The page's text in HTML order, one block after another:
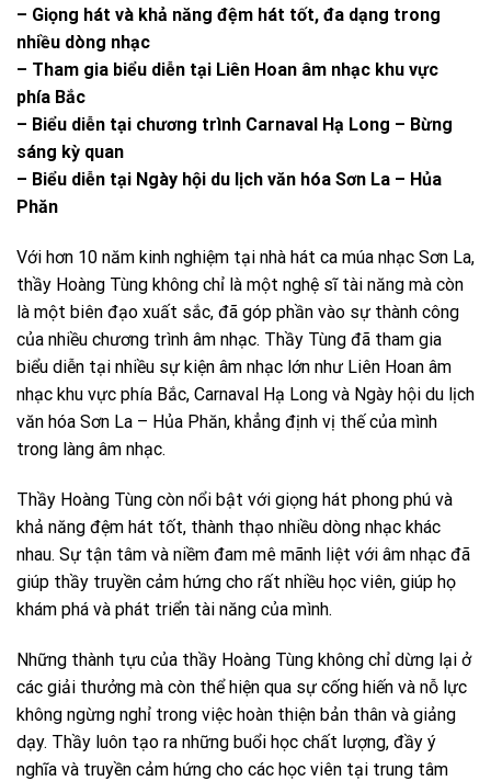
– Giọng hát và khả năng đệm hát tốt, đa dạng trong
nhiều dòng nhạc
– Tham gia biểu diễn tại Liên Hoan âm nhạc khu vực
phía Bắc
– Biểu diễn tại chương trình Carnaval Hạ Long – Bừng
sáng kỳ quan
– Biểu diễn tại Ngày hội du lịch văn hóa Sơn La – Hủa
Phăn
Với hơn 10 năm kinh nghiệm tại nhà hát ca múa nhạc Sơn La,
thầy Hoàng Tùng không chỉ là một nghệ sĩ tài năng mà còn
là một biên đạo xuất sắc, đã góp phần vào sự thành công
của nhiều chương trình âm nhạc. Thầy Tùng đã tham gia
biểu diễn tại nhiều sự kiện âm nhạc lớn như Liên Hoan âm
nhạc khu vực phía Bắc, Carnaval Hạ Long và Ngày hội du lịch
văn hóa Sơn La – Hủa Phăn, khẳng định vị thế của mình
trong làng âm nhạc.
Thầy Hoàng Tùng còn nổi bật với giọng hát phong phú và
khả năng đệm hát tốt, thành thạo nhiều dòng nhạc khác
nhau. Sự tận tâm và niềm đam mê mãnh liệt với âm nhạc đã
giúp thầy truyền cảm hứng cho rất nhiều học viên, giúp họ
khám phá và phát triển tài năng của mình.
Những thành tựu của thầy Hoàng Tùng không chỉ dừng lại ở
các giải thưởng mà còn thể hiện qua sự cống hiến và nỗ lực
không ngừng nghỉ trong việc hoàn thiện bản thân và giảng
dạy. Thầy luôn tạo ra những buổi học chất lượng, đầy ý
nghĩa và truyền cảm hứng cho các học viên tại trung tâm